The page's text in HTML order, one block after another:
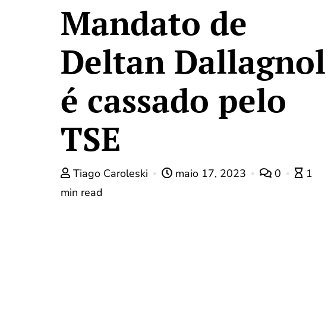
Mandato de
Deltan Dallagnol
é cassado pelo
TSE
Tiago Caroleski maio 17, 2023 0
1
min read